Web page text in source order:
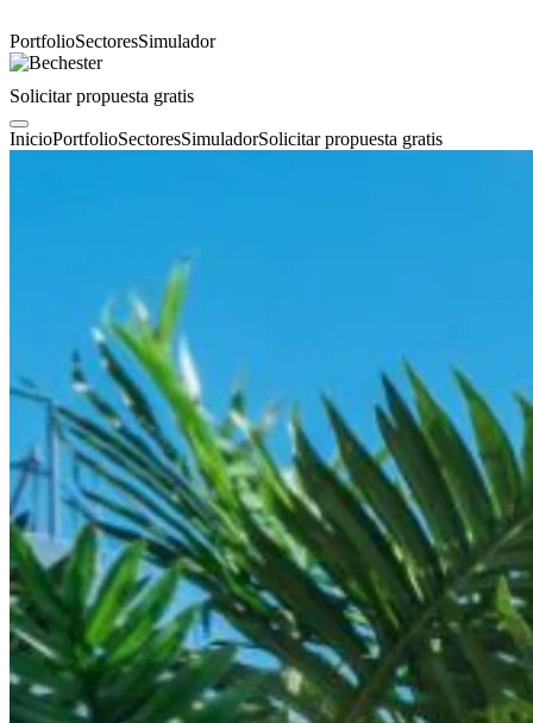
PortfolioSectoresSimulador
Solicitar propuesta gratis
InicioPortfolioSectoresSimuladorSolicitar propuesta gratis